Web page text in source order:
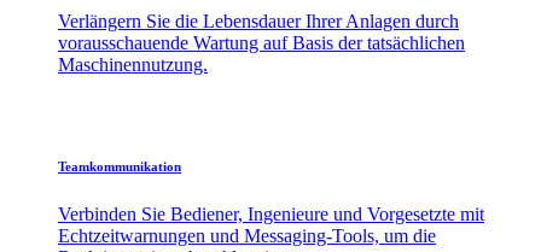
Verlängern Sie die Lebensdauer Ihrer Anlagen durch
vorausschauende Wartung auf Basis der tatsächlichen
Maschinennutzung.
Teamkommunikation
Verbinden Sie Bediener, Ingenieure und Vorgesetzte mit
Echtzeitwarnungen und Messaging-Tools, um die